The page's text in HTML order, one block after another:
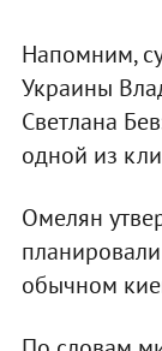
Напомним,
Украины
Светлана
одной из
Омелян
обычном